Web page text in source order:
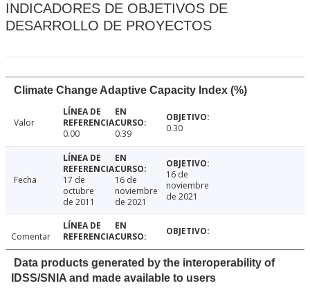
INDICADORES DE OBJETIVOS DE
DESARROLLO DE PROYECTOS
Climate Change Adaptive Capacity Index (%)
Valor
0.00
0.39 0.30
Fecha
17 de
octubre
de 2011
16 de
noviembre
de 2021
16 de
noviembre
de 2021
Comentar
Data products generated by the interoperability of
IDSS/SNIA and made available to users